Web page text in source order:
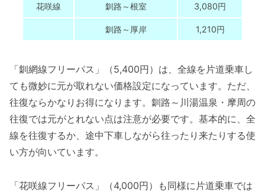
花咲線 釧路～根室 3,080円
釧路～厚岸 1,210円
「釧網線フリーパス」（5,400円）は、全線を片道乗車し
ても微妙に元が取れない価格設定になっています。ただ、
往復ならかなりお得になります。釧路～川湯温泉・摩周の
往復では元がとれない点は注意が必要です。基本的に、全
線を往復するか、途中下車しながら往ったり来たりする使
い方が向いています。
「花咲線フリーパス」（4,000円）も同様に片道乗車では